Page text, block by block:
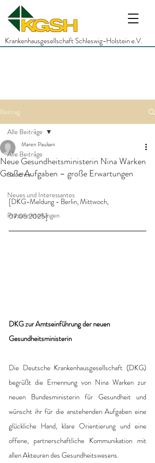
Krankenhausgesellschaft Schleswig-Holstein e.V.
Beitrag
Alle Beiträge
Berichte
Neues und Interessantes
Pressemitteilungen
Alle Beiträge
Neue Gesundheitsministerin Nina Warken
Große Aufgaben – große Erwartungen
Maren Paulsen
[DKG-Meldung - Berlin, Mittwoch,
07.05.2025]
DKG zur Amtseinführung der neuen
Gesundheitsministerin
Die Deutsche Krankenhausgesellschaft (DKG)
begrüßt die Ernennung von Nina Warken zur
neuen Bundesministerin für Gesundheit und
wünscht ihr für die anstehenden Aufgaben eine
glückliche Hand, klare Orientierung und eine
offene, partnerschaftliche Kommunikation mit
allen Akteuren des Gesundheitswesens.